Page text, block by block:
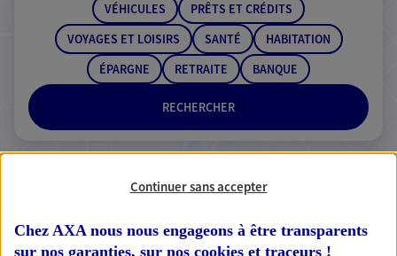
RECHERCHER
VÉHICULES
PRÊTS ET CRÉDITS
VOYAGES ET LOISIRS
SANTÉ
HABITATION
ÉPARGNE
RETRAITE BANQUE
2 résultats correspondent à votre
recherche
Passer les
résultats
Continuer sans accepter
Chez AXA nous nous engageons à être transparents
sur nos garanties, sur nos cookies et traceurs !